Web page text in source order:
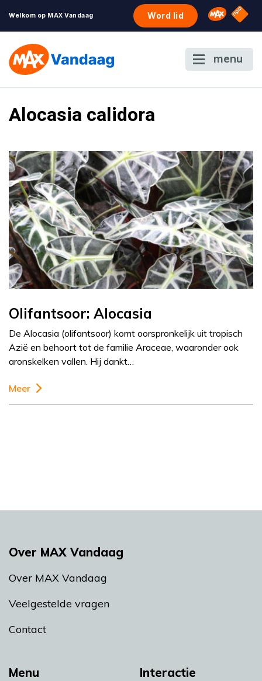
Welkom op MAX Vandaag Word lid Omroep
NPO
menu
Alocasia calidora
Olifantsoor: Alocasia
De Alocasia (olifantsoor) komt oorspronkelijk uit tropisch
Azië en behoort tot de familie Araceae, waaronder ook
aronskelken vallen. Hij dankt…
Meer
Menu Interactie
Over MAX Vandaag
Over MAX Vandaag
Veelgestelde vragen
Contact